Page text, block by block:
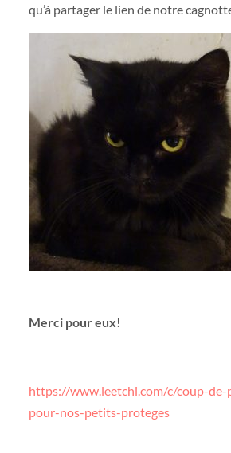
qu’à partager le lien de notre
Merci pour eux!
https://www.leetchi.com/c/coup-
pour-nos-petits-proteges